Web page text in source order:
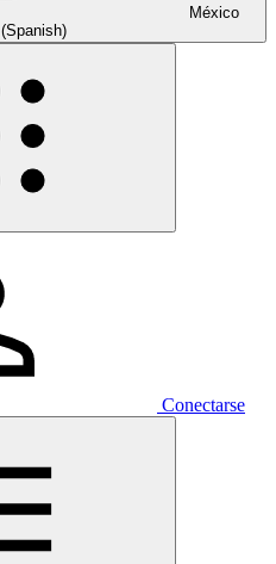
México
(Spanish)
Conectarse